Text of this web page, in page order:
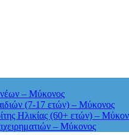
– Μύκονος
(7-17 ετών) – Μύκονος
Ηλικίας (60+ ετών) –
– Μύκονος